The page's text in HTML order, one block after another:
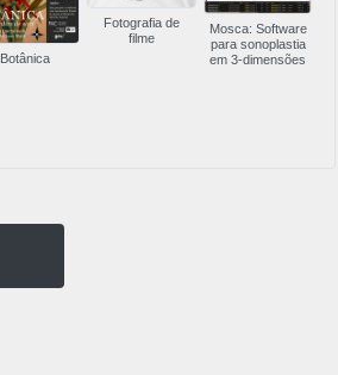
Botânica
Fotografia de
filme
Mosca: Software
para sonoplastia
em 3-dimensões